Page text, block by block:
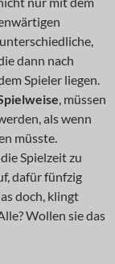
dann nach
Spieler liegen.
, müssen
als wenn
müsste.
Spielzeit zu
dafür fünfzig
doch, klingt
Wollen sie das